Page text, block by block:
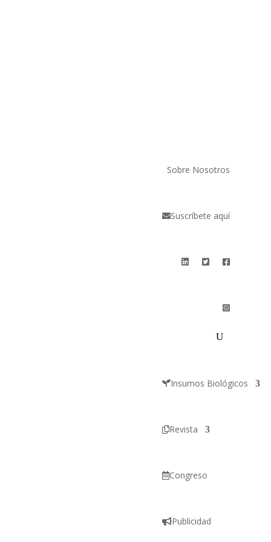
Sobre Nosotros
Suscríbete aquí
Insumos Biológicos
Revista
Congreso
Publicidad